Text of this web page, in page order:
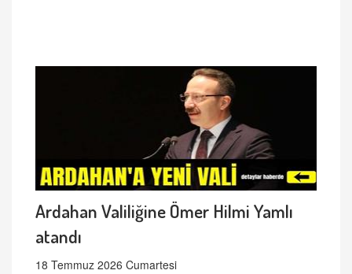
Ardahan Valiliğine Ömer Hilmi Yamlı
atandı
18 Temmuz 2026 Cumartesi